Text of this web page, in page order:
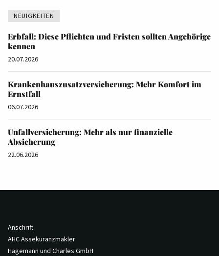
NEUIGKEITEN
Erbfall: Diese Pflichten und Fristen sollten Angehörige
kennen
20.07.2026
Krankenhauszusatzversicherung: Mehr Komfort im
Ernstfall
06.07.2026
Unfallversicherung: Mehr als nur finanzielle
Absicherung
22.06.2026
Anschrift
AHC Assekuranzmakler
Hagemann und Charles GmbH